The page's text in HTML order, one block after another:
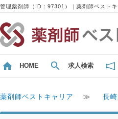
管理薬剤師（ID：97301）｜薬剤師ベストキ
HOME 求人検索
薬剤師ベストキャリア ≫ 長